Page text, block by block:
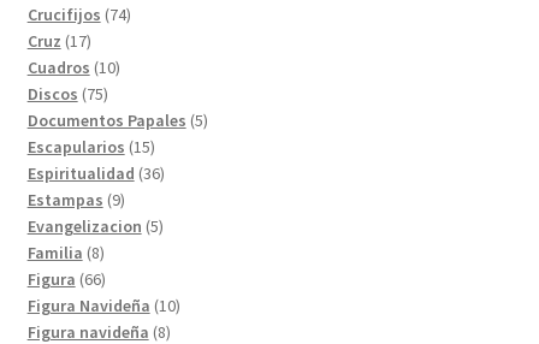
productos
Crucifijos 7474
Cruz 1717
productos
Cuadros 1010
Discos 7575
productos
Documentos Papales 55
Escapularios 1515
productos
Espiritualidad 3636
Estampas 99
productos
Evangelizacion 55
Familia 88
productos
Figura 6666
productos
Figura Navideña 1010
Figura navideña 88